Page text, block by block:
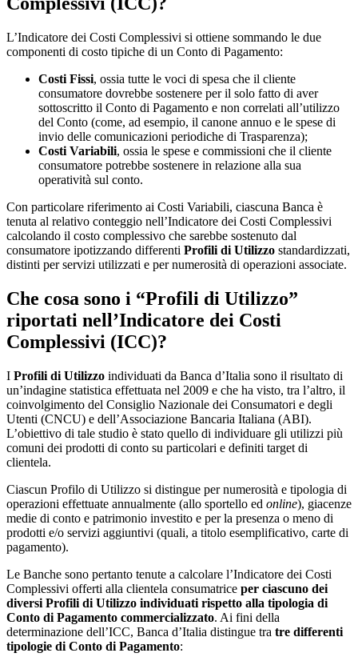
L’Indicatore dei Costi Complessivi si ottiene sommando le due
componenti di costo tipiche di un Conto di Pagamento:
Costi Fissi, ossia tutte le voci di spesa che il cliente
consumatore dovrebbe sostenere per il solo fatto di aver
sottoscritto il Conto di Pagamento e non correlati all’utilizzo
del Conto (come, ad esempio, il canone annuo e le spese di
invio delle comunicazioni periodiche di Trasparenza);
Costi Variabili, ossia le spese e commissioni che il cliente
consumatore potrebbe sostenere in relazione alla sua
operatività sul conto.
Con particolare riferimento ai Costi Variabili, ciascuna Banca è
tenuta al relativo conteggio nell’Indicatore dei Costi Complessivi
calcolando il costo complessivo che sarebbe sostenuto dal
consumatore ipotizzando differenti Profili di Utilizzo standardizzati,
distinti per servizi utilizzati e per numerosità di operazioni associate.
Che cosa sono i “Profili di Utilizzo”
riportati nell’Indicatore dei Costi
Complessivi (ICC)?
I Profili di Utilizzo individuati da Banca d’Italia sono il risultato di
un’indagine statistica effettuata nel 2009 e che ha visto, tra l’altro, il
coinvolgimento del Consiglio Nazionale dei Consumatori e degli
Utenti (CNCU) e dell’Associazione Bancaria Italiana (ABI).
L’obiettivo di tale studio è stato quello di individuare gli utilizzi più
comuni dei prodotti di conto su particolari e definiti target di
clientela.
Ciascun Profilo di Utilizzo si distingue per numerosità e tipologia di
operazioni effettuate annualmente (allo sportello ed online), giacenze
medie di conto e patrimonio investito e per la presenza o meno di
prodotti e/o servizi aggiuntivi (quali, a titolo esemplificativo, carte di
pagamento).
Le Banche sono pertanto tenute a calcolare l’Indicatore dei Costi
Complessivi offerti alla clientela consumatrice per ciascuno dei
diversi Profili di Utilizzo individuati rispetto alla tipologia di
Conto di Pagamento commercializzato. Ai fini della
determinazione dell’ICC, Banca d’Italia distingue tra tre differenti
tipologie di Conto di Pagamento: